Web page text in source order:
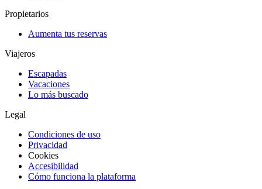
Propietarios
Aumenta tus reservas
Viajeros
Escapadas
Vacaciones
Lo más buscado
Legal
Condiciones de uso
Privacidad
Cookies
Accesibilidad
Cómo funciona la plataforma